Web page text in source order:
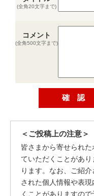
(全角20文字まで)
コメント
(全角500文字まで)
＜ご投稿上の注意＞
皆さまから寄せられ
ていただくことがあ
ります。なお、ご紹
された個人情報や表
くことがありますので